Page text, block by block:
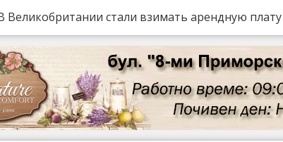
Великобритании стали взимать арендную